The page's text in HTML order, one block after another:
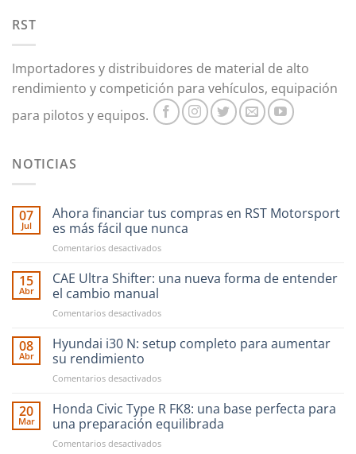
RST
Importadores y distribuidores de material de alto
rendimiento y competición para vehículos, equipación
para pilotos y equipos.
NOTICIAS
07
Jul
Ahora financiar tus compras en RST Motorsport
es más fácil que nunca
Comentarios desactivadosen
financiar
tus
en
Motorsport
fácil
nunca
15
Abr
CAE Ultra Shifter: una nueva forma de entender
el cambio manual
Comentarios desactivadosen
Ultra
Shifter:
nueva
de
entender
cambio
08
Abr
Hyundai i30 N: setup completo para aumentar
su rendimiento
Comentarios desactivadosen
i30
N:
setup
completo
20
Mar
Honda Civic Type R FK8: una base perfecta para
una preparación equilibrada
Comentarios desactivadosen